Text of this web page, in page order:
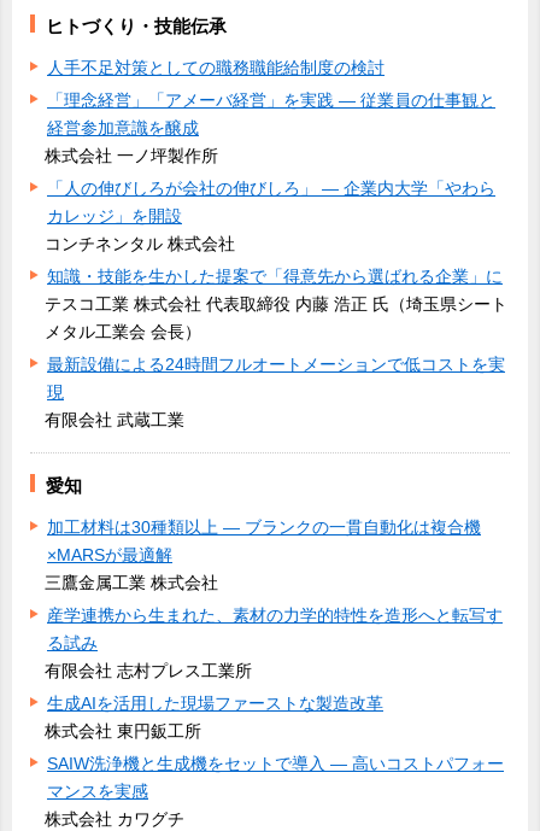
ヒトづくり・技能伝承
人手不足対策としての職務職能給制度の検討
「理念経営」「アメーバ経営」を実践 ― 従業員の仕事観と
経営参加意識を醸成
株式会社 一ノ坪製作所
「人の伸びしろが会社の伸びしろ」 ― 企業内大学「やわら
カレッジ」を開設
コンチネンタル 株式会社
知識・技能を生かした提案で「得意先から選ばれる企業」に
テスコ工業 株式会社 代表取締役 内藤 浩正 氏（埼玉県シート
メタル工業会 会長）
最新設備による24時間フルオートメーションで低コストを実
現
有限会社 武蔵工業
愛知
加工材料は30種類以上 ― ブランクの一貫自動化は複合機
×MARSが最適解
三鷹金属工業 株式会社
産学連携から生まれた、素材の力学的特性を造形へと転写す
る試み
有限会社 志村プレス工業所
生成AIを活用した現場ファーストな製造改革
株式会社 東円鈑工所
SAIW洗浄機と生成機をセットで導入 ― 高いコストパフォー
マンスを実感
株式会社 カワグチ